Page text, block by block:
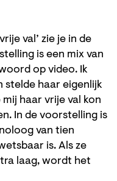
val’ zie je in de
is een mix van
op video. Ik
stelde haar eigenlijk
haar vrije val kon
In de voorstelling is
van tien
is. Als ze
laag, wordt het